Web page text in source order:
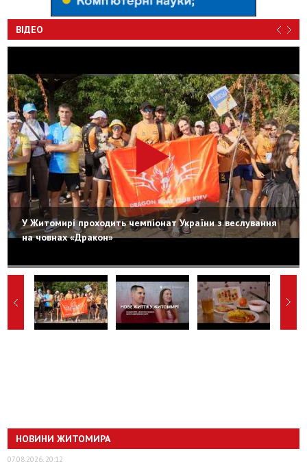
ВІДЕО
У Житомирі проходить чемпіонат України з веслування
на човнах «Дракон»
НОВИНИ ЖИТОМИРА
07.08.2026, 20:12